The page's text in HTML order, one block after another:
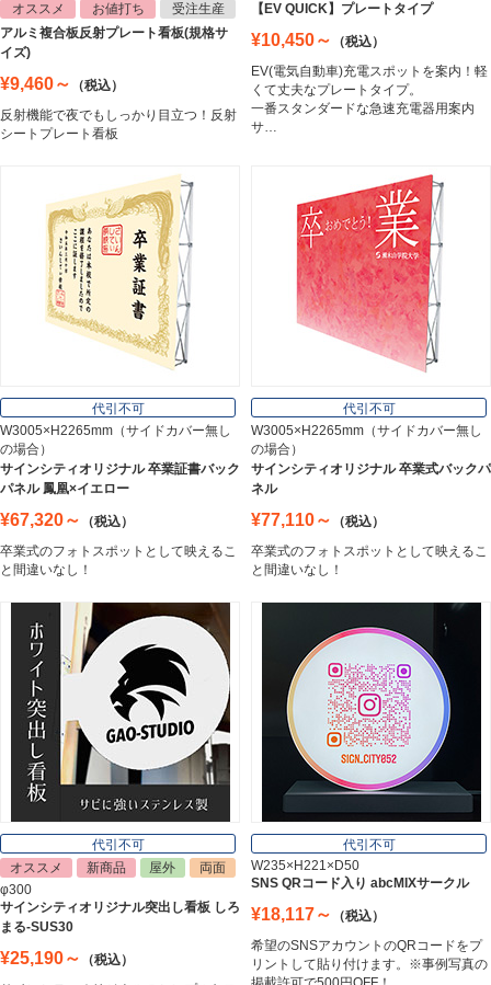
トラスコ中山
Trusco Nakayama
インテリア
Interior
オフィス用品
Office Supplies
ステンレス切文字
Stainless Sign
エッチングプレート
郵便ポスト
Post
Nameplate
オススメ
お値打ち
受注生産
アルミ複合板反射プレート看板(規格サ
イズ)
¥9,460～
（税込）
反射機能で夜でもしっかり目立つ！反射
シートプレート看板
【EV QUICK】プレートタイプ
¥10,450～
（税込）
EV(電気自動車)充電スポットを案内！軽
くて丈夫なプレートタイプ。
一番スタンダードな急速充電器用案内
サ…
代引不可
W3005×H2265mm（サイドカバー無し
の場合）
サインシティオリジナル 卒業証書バック
パネル 鳳凰×イエロー
¥67,320～
（税込）
卒業式のフォトスポットとして映えるこ
と間違いなし！
代引不可
W3005×H2265mm（サイドカバー無し
の場合）
サインシティオリジナル 卒業式バックパ
ネル
¥77,110～
（税込）
卒業式のフォトスポットとして映えるこ
と間違いなし！
代引不可
オススメ
新商品 屋外
両面
φ300
サインシティオリジナル突出し看板 しろ
まる-SUS30
¥25,190～
（税込）
代引不可
W235×H221×D50
SNS QRコード入り abcMIXサークル
¥18,117～
（税込）
希望のSNSアカウントのQRコードをプ
リントして貼り付けます。※事例写真の